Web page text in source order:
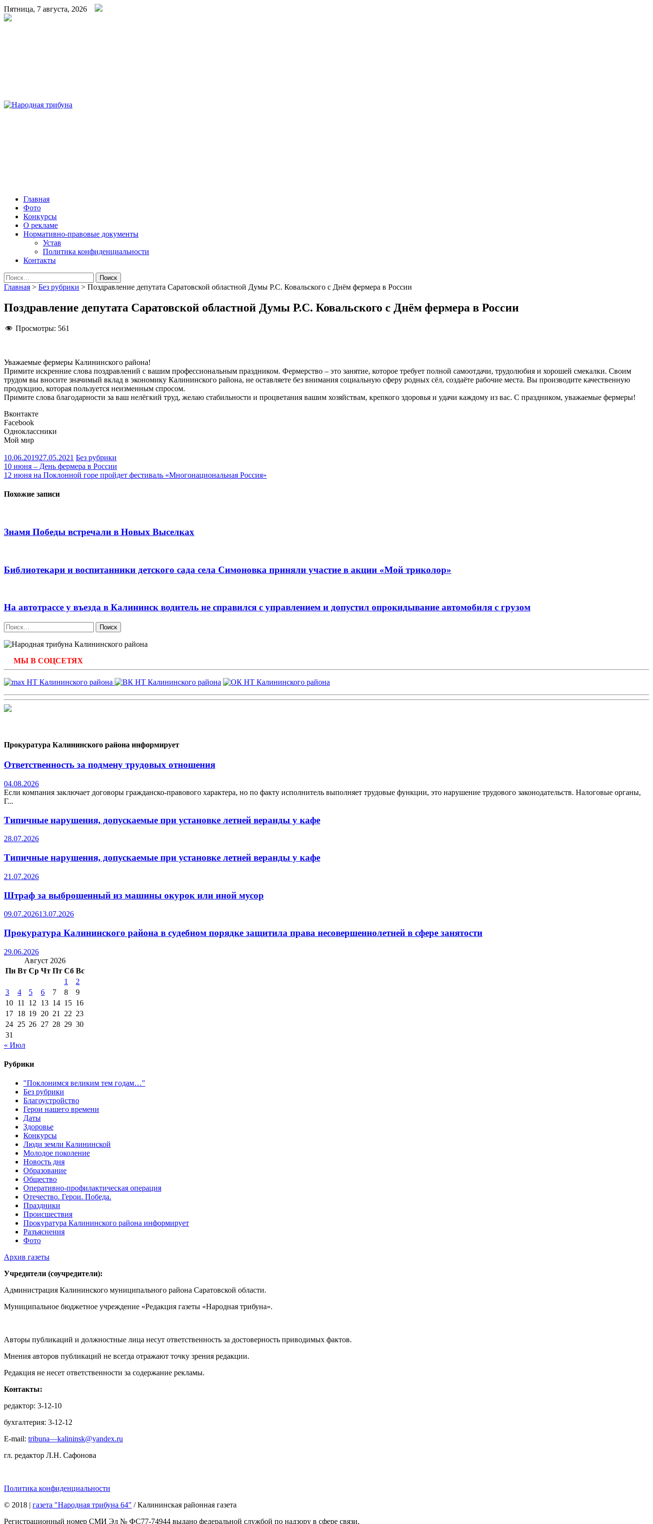
Пятница, 7 августа, 2026
Народная трибуна
Калининская районная газета
Главная
Фото
Конкурсы
О рекламе
Нормативно-правовые документы
Устав
Политика конфиденциальности
Контакты
Найти:
Главная > Без рубрики > Поздравление депутата Саратовской областной Думы Р.С. Ковальского с Днём фермера в России
Поздравление депутата Саратовской областной Думы Р.С. Ковальского с Днём фермера в России
Просмотры: 561
Уважаемые фермеры Калининского района!
Примите искренние слова поздравлений с вашим профессиональным праздником. Фермерство – это занятие, которое требует полной самоотдачи, трудолюбия и хорошей смекалки. Своим
трудом вы вносите значимый вклад в экономику Калининского района, не оставляете без внимания социальную сферу родных сёл, создаёте рабочие места. Вы производите качественную
продукцию, которая пользуется неизменным спросом.
Примите слова благодарности за ваш нелёгкий труд, желаю стабильности и процветания вашим хозяйствам, крепкого здоровья и удачи каждому из вас. С праздником, уважаемые фермеры!
Вконтакте
Facebook
Одноклассники
Мой мир
10.06.201927.05.2021 Без рубрики
Навигация
по
записям
10 июня – День фермера в России
12 июня на Поклонной горе пройдет фестиваль «Многонациональная Россия»
Похожие записи
Знамя Победы встречали в Новых Выселках
Библиотекари и воспитанники детского сада села Симоновка приняли участие в акции «Мой триколор»
На автотрассе у въезда в Калининск водитель не справился с управлением и допустил опрокидывание автомобиля с грузом
Найти:
МЫ В СОЦСЕТЯХ
Прокуратура Калининского района информирует
Ответственность за подмену трудовых отношения
04.08.2026
Если компания заключает договоры гражданско-правового характера, но по факту исполнитель выполняет трудовые функции, это нарушение трудового законодательств. Налоговые органы,
Г...
Типичные нарушения, допускаемые при установке летней веранды у кафе
28.07.2026
Типичные нарушения, допускаемые при установке летней веранды у кафе
21.07.2026
Штраф за выброшенный из машины окурок или иной мусор
09.07.202613.07.2026
Прокуратура Калининского района в судебном порядке защитила права несовершеннолетней в сфере занятости
29.06.2026
Август 2026
Пн Вт Ср Чт Пт Сб Вс
1
2
3
4 5 6 7 8
9
10 11 12 13 14 15 16
17 18 19 20 21 22 23
24 25 26 27 28 29 30
31
« Июл
Рубрики
"Поклонимся великим тем годам…"
Без рубрики
Благоустройство
Герои нашего времени
Даты
Здоровье
Конкурсы
Люди земли Калининской
Молодое поколение
Новость дня
Образование
Общество
Оперативно-профилактическая операция
Отечество. Герои. Победа.
Праздники
Происшествия
Прокуратура Калининского района информирует
Разъяснения
Фото
Архив газеты
Учредители (соучредители):
Администрация Калининского муниципального района Саратовской области.
Муниципальное бюджетное учреждение «Редакция газеты «Народная трибуна».
Авторы публикаций и должностные лица несут ответственность за достоверность приводимых фактов.
Мнения авторов публикаций не всегда отражают точку зрения редакции.
Редакция не несет ответственности за содержание рекламы.
Контакты:
редактор: 3-12-10
бухгалтерия: 3-12-12
E-mail: tribuna—kalininsk@yandex.ru
гл. редактор Л.Н. Сафонова
Политика конфиденциальности
© 2018 | газета "Народная трибуна 64" / Калининская районная газета
Регистрационный номер СМИ Эл № ФС77-74944 выдано федеральной службой по надзору в сфере связи,